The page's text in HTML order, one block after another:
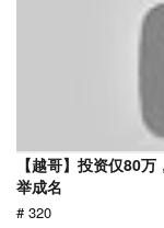
【越哥】投资仅80
举成名
# 320